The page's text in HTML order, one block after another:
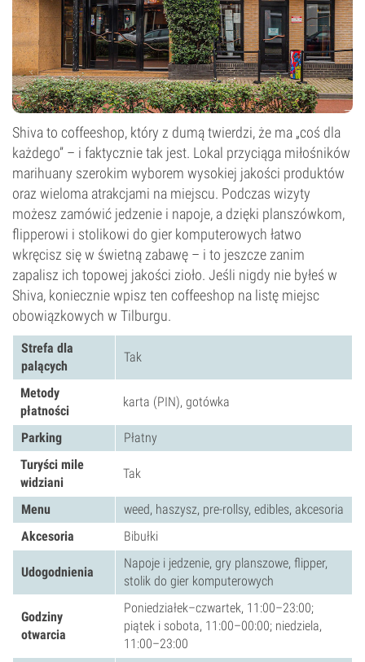
Shiva to coffeeshop, który z dumą twierdzi, że ma „coś dla
każdego” – i faktycznie tak jest. Lokal przyciąga miłośników
marihuany szerokim wyborem wysokiej jakości produktów
oraz wieloma atrakcjami na miejscu. Podczas wizyty
możesz zamówić jedzenie i napoje, a dzięki planszówkom,
flipperowi i stolikowi do gier komputerowych łatwo
wkręcisz się w świetną zabawę – i to jeszcze zanim
zapalisz ich topowej jakości zioło. Jeśli nigdy nie byłeś w
Shiva, koniecznie wpisz ten coffeeshop na listę miejsc
obowiązkowych w Tilburgu.
Strefa dla
palących
Tak
Metody
płatności
karta (PIN), gotówka
Parking
Płatny
Turyści mile
widziani
Tak
Menu
weed, haszysz, pre-rollsy, edibles, akcesoria
Akcesoria
Bibułki
Udogodnienia
Napoje i jedzenie, gry planszowe, flipper,
stolik do gier komputerowych
Godziny
otwarcia
Poniedziałek–czwartek, 11:00–23:00;
piątek i sobota, 11:00–00:00; niedziela,
11:00–23:00